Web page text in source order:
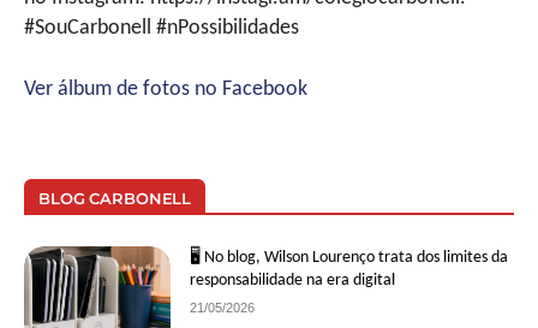
#SouCarbonell #nPossibilidades
Ver álbum de fotos no Facebook
BLOG CARBONELL
🖥 No blog, Wilson Lourenço trata dos limites da
responsabilidade na era digital
21/05/2026